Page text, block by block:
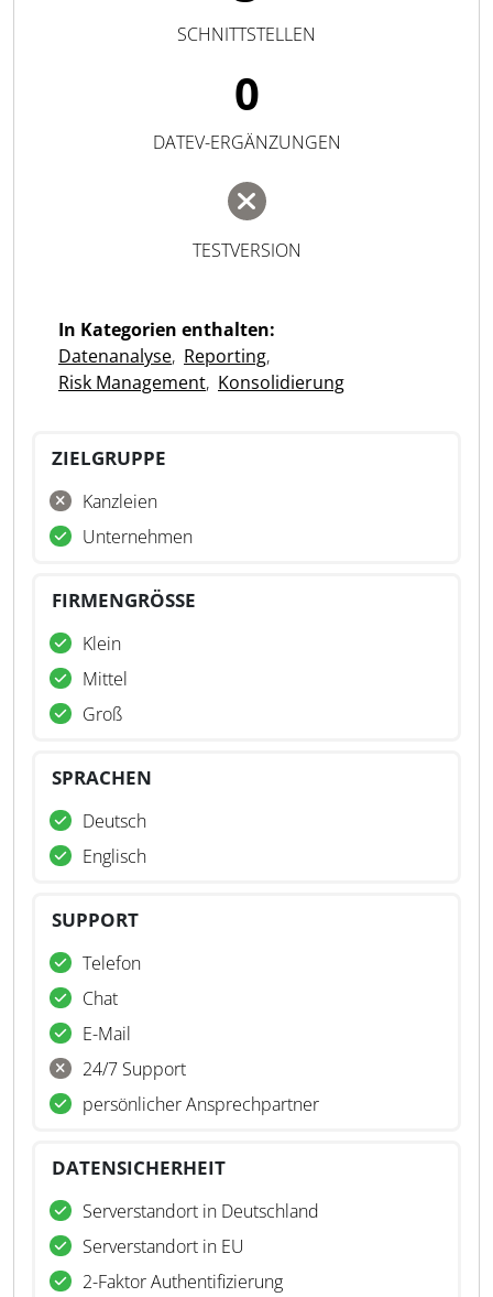
SCHNITTSTELLEN
0
DATEV-ERGÄNZUNGEN
TESTVERSION
In Kategorien enthalten:
Datenanalyse, Reporting,
Risk Management, Konsolidierung
ZIELGRUPPE
Kanzleien
Unternehmen
FIRMENGRÖSSE
Klein
Mittel
Groß
SPRACHEN
Deutsch
Englisch
SUPPORT
Telefon
Chat
E-Mail
24/7 Support
persönlicher Ansprechpartner
DATENSICHERHEIT
Serverstandort in Deutschland
Serverstandort in EU
2-Faktor Authentifizierung